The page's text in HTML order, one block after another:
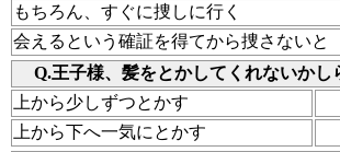
もちろん、すぐに捜しに行く
会えるという確証を得てから捜さないと
Q.王子様、髪をとかしてくれないかし
上から少しずつとかす
上から下へ一気にとかす